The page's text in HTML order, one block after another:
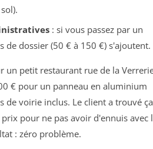
: si vous passez par un
de dossier (50 € à 150 €) s'ajoutent.
un petit restaurant rue de la
€ pour un panneau en aluminium
de voirie inclus. Le client a trouvé ça
pour ne pas avoir d'ennuis avec
: zéro problème.